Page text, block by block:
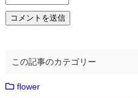
この記事のカテゴリー
flower